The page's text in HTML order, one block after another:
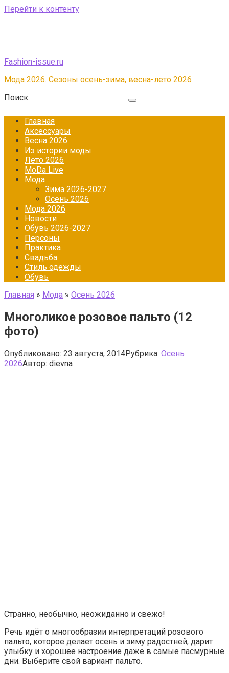
Перейти к контенту
Fashion-issue.ru
Мода 2026. Сезоны осень-зима, весна-лето 2026
Поиск:
Главная
Аксессуары
Весна 2026
Из истории моды
Лето 2026
МоDа Live
Мода
Зима 2026-2027
Осень 2026
Мода 2026
Новости
Обувь 2026-2027
Персоны
Практика
Свадьба
Стиль одежды
Обувь
Главная » Мода » Осень 2026
Многоликое розовое пальто (12
фото)
Опубликовано: 23 августа, 2014Рубрика: Осень
2026Автор: dievna
Странно, необычно, неожиданно и свежо!
Речь идёт о многообразии интерпретаций розового
пальто, которое делает осень и зиму радостней, дарит
улыбку и хорошее настроение даже в самые пасмурные
дни. Выберите свой вариант пальто.